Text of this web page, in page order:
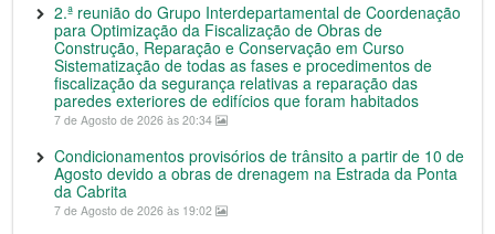
2.ª reunião do Grupo Interdepartamental de Coordenação
para Optimização da Fiscalização de Obras de
Construção, Reparação e Conservação em Curso
Sistematização de todas as fases e procedimentos de
fiscalização da segurança relativas a reparação das
paredes exteriores de edifícios que foram habitados
7 de Agosto de 2026 às 20:34
Condicionamentos provisórios de trânsito a partir de 10 de
Agosto devido a obras de drenagem na Estrada da Ponta
da Cabrita
7 de Agosto de 2026 às 19:02